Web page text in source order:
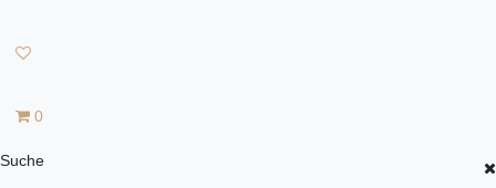
0
Suche